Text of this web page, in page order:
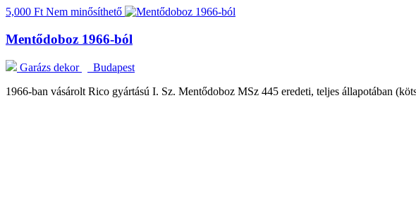
5,000 Ft Nem minősíthető
Mentődoboz 1966-ból
Garázs dekor
Budapest
1966-ban vásárolt Rico gyártású I. Sz. Mentődoboz MSz 445 eredeti, teljes állapotában